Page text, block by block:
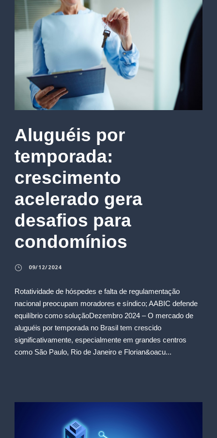
Aluguéis por
temporada:
crescimento
acelerado gera
desafios para
condomínios
09/12/2024
Rotatividade de hóspedes e falta de regulamentação
nacional preocupam moradores e síndico; AABIC defende
equilíbrio como soluçãoDezembro 2024 – O mercado de
aluguéis por temporada no Brasil tem crescido
significativamente, especialmente em grandes centros
como São Paulo, Rio de Janeiro e Florian&oacu...